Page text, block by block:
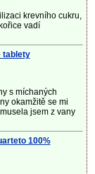
krevního cukru,
vadí
tablety
s míchaných
okamžitě se mi
jsem z vany
100%